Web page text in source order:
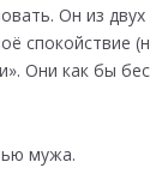
Он из
спокойствие
Они как бы
мужа.